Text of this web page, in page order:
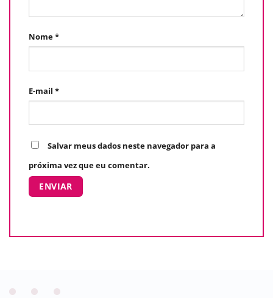
Nome*
E-mail *
Salvar meus dados neste navegador para a
próxima vez que eu comentar.